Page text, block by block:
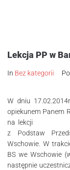
Lekcja PP w
In Bez kategorii
W dniu
opiekunem Panem
na lekcji
z Podstaw
Wschowie. W
BS we Wschowie
następnie